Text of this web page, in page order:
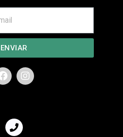
ENVIAR